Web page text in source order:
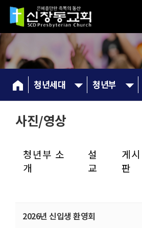
청년세대 청년부
사진/영상
청년부 소
개
설
교
게시
판
2026년 신입생 환영회